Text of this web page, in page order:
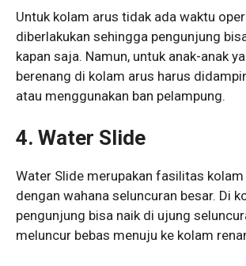
Untuk kolam arus tidak ada waktu
diberlakukan sehingga pengunjung
kapan saja. Namun, untuk anak-anak
berenang di kolam arus harus
atau menggunakan ban pelampung.
4. Water Slide
Water Slide merupakan fasilitas
dengan wahana seluncuran besar. Di
pengunjung bisa naik di ujung
meluncur bebas menuju ke kolam